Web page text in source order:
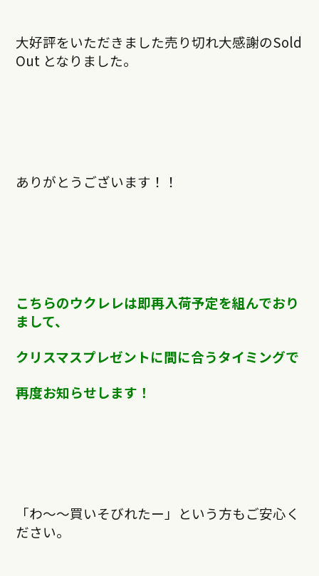
大好評をいただきました売り切れ大感謝のSold
Out となりました。
ありがとうございます！！
こちらのウクレレは即再入荷予定を組んでおり
まして、
クリスマスプレゼントに間に合うタイミングで
再度お知らせします！
「わ～～買いそびれたー」という方もご安心く
ださい。